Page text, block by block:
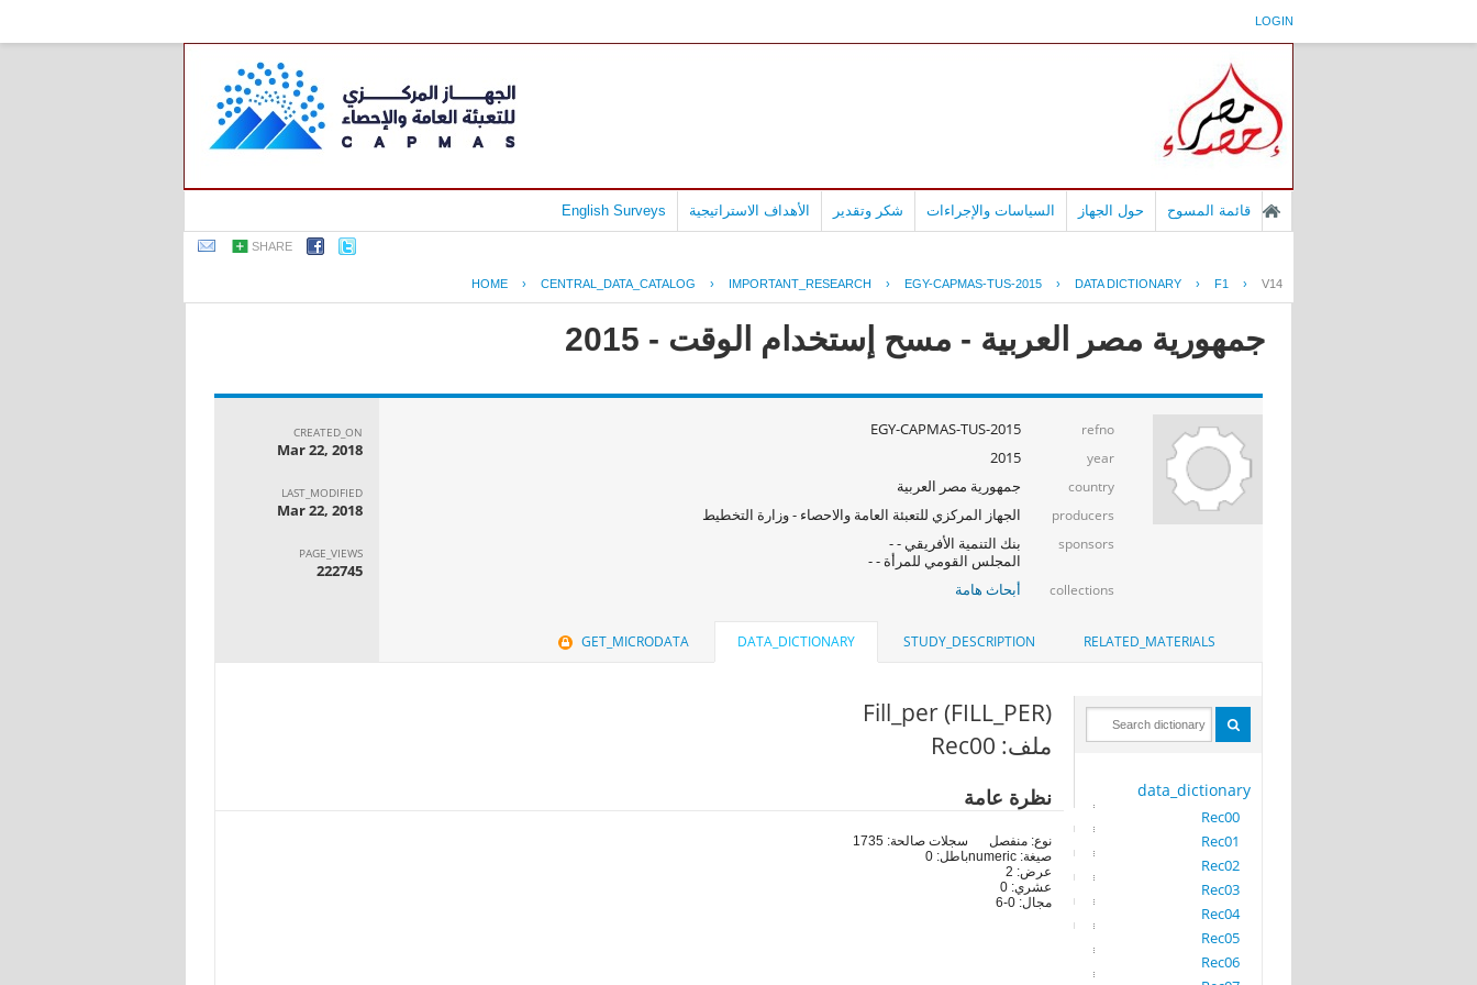
LOGIN
قائمة المسوح حول الجهاز السياسات والإجراءات شكر وتقدير الأهداف الاستراتيجية English Surveys
SHARE
HOME › CENTRAL_DATA_CATALOG › IMPORTANT_RESEARCH › EGY-CAPMAS-TUS-2015 › DATA DICTIONARY › F1 › V14
جمهورية مصر العربية - مسح إستخدام الوقت - 2015
refno
EGY-CAPMAS-TUS-2015
year
2015
country جمهورية مصر العربية
producers الجهاز المركزي للتعبئة العامة والاحصاء - وزارة التخطيط
sponsors
بنك التنمية الأفريقي - -
المجلس القومي للمرأة - -
collections أبحاث هامة
CREATED_ON
Mar 22, 2018
LAST_MODIFIED
Mar 22, 2018
PAGE_VIEWS
222745
RELATED_MATERIALS
STUDY_DESCRIPTION
DATA_DICTIONARY
GET_MICRODATA
data_dictionary
Rec00
Rec01
Rec02
Rec03
Rec04
Rec05
Rec06
Fill_per (FILL_PER)
ملف: Rec00
نظرة عامة
نوع: منفصل
صيغة: numeric
عرض: 2
عشري: 0
مجال: 0-6
سجلات صالحة: 1735
باطل: 0